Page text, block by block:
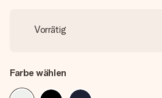
Vorrätig
Farbe wählen